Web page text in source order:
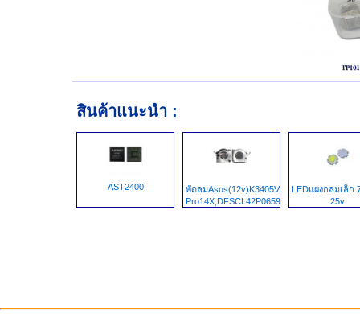
สินค้าแนะนำ :
AST2400
พัดลมAsus(12v)K3405V,VivoBook
Pro14X,DFSCL42P065938,
LEDแผงกลมเล็ก
25v